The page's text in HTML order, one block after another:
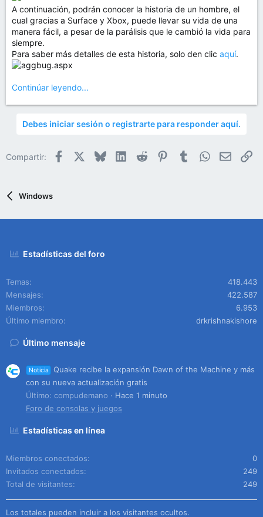
A continuación, podrán conocer la historia de un hombre, el
cual gracias a Surface y Xbox, puede llevar su vida de una
manera fácil, a pesar de la parálisis que le cambió la vida para
siempre.
Para saber más detalles de esta historia, solo den clic aquí.
Continúar leyendo...
Debes iniciar sesión o registrarte para responder aquí.
Compartir: Facebook BlueskyLinkedIn
Reddit PinterestTumblrWhatsApp
Email
Windows
Estadísticas del foro
Temas
418.443
Mensajes
422.587
Miembros
6.953
Último miembro
drkrishnakishore
Último mensaje
Noticia
Quake recibe la expansión Dawn of the Machine y más
con su nueva actualización gratis
Último: compudemano
Hace 1 minuto
Foro de consolas y juegos
Estadísticas en línea
Miembros conectados
0
Invitados conectados
249
Total de visitantes
249
Los totales pueden incluir a los visitantes ocultos.